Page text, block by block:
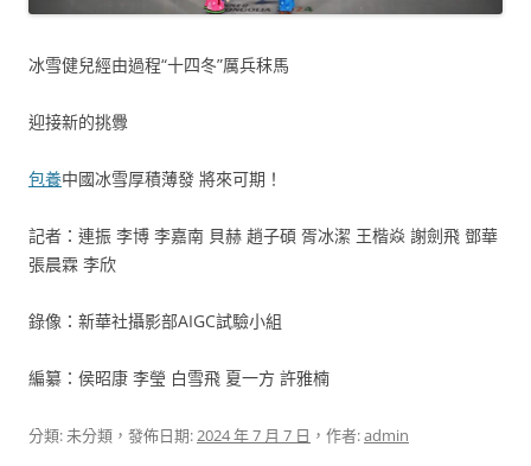
冰雪健兒經由過程“十四冬”厲兵秣馬
迎接新的挑釁
包養中國冰雪厚積薄發 將來可期！
記者：連振 李博 李嘉南 貝赫 趙子碩 胥冰潔 王楷焱 謝劍飛 鄧華
張晨霖 李欣
錄像：新華社攝影部AIGC試驗小組
編纂：侯昭康 李瑩 白雪飛 夏一方 許雅楠
分類: 未分類，發佈日期:2024 年 7 月 7 日 ，作者:admin